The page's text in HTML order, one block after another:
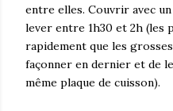
entre elles. Couvrir avec
lever entre 1h30 et 2h (les
rapidement que les
façonner en dernier et de
même plaque de cuisson).